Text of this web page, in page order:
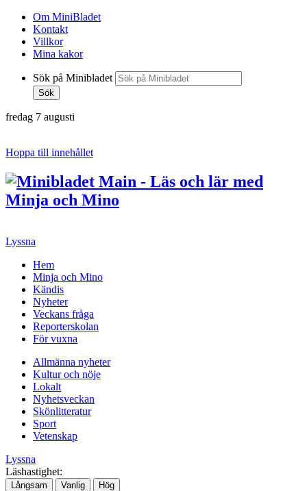
Om MiniBladet
Kontakt
Villkor
Mina kakor
Sök på Minibladet
Sök
fredag 7 augusti
Hoppa till innehållet
Lyssna
Hem
Minja och Mino
Kändis
Nyheter
Veckans fråga
Reporterskolan
För vuxna
Allmänna nyheter
Kultur och nöje
Lokalt
Nyhetsveckan
Skönlitteratur
Sport
Vetenskap
Lyssna
Läshastighet:
Långsam Vanlig Hög